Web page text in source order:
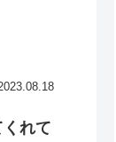
れて